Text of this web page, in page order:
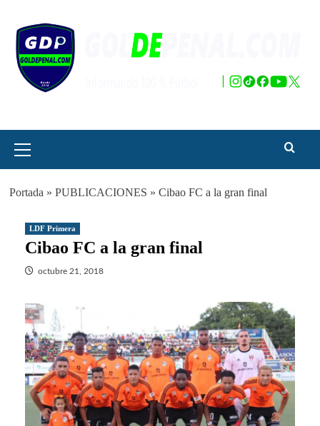
contenido
principal
Portada » PUBLICACIONES » Cibao FC a la gran final
LDF Primera
Cibao FC a la gran final
octubre 21, 2018